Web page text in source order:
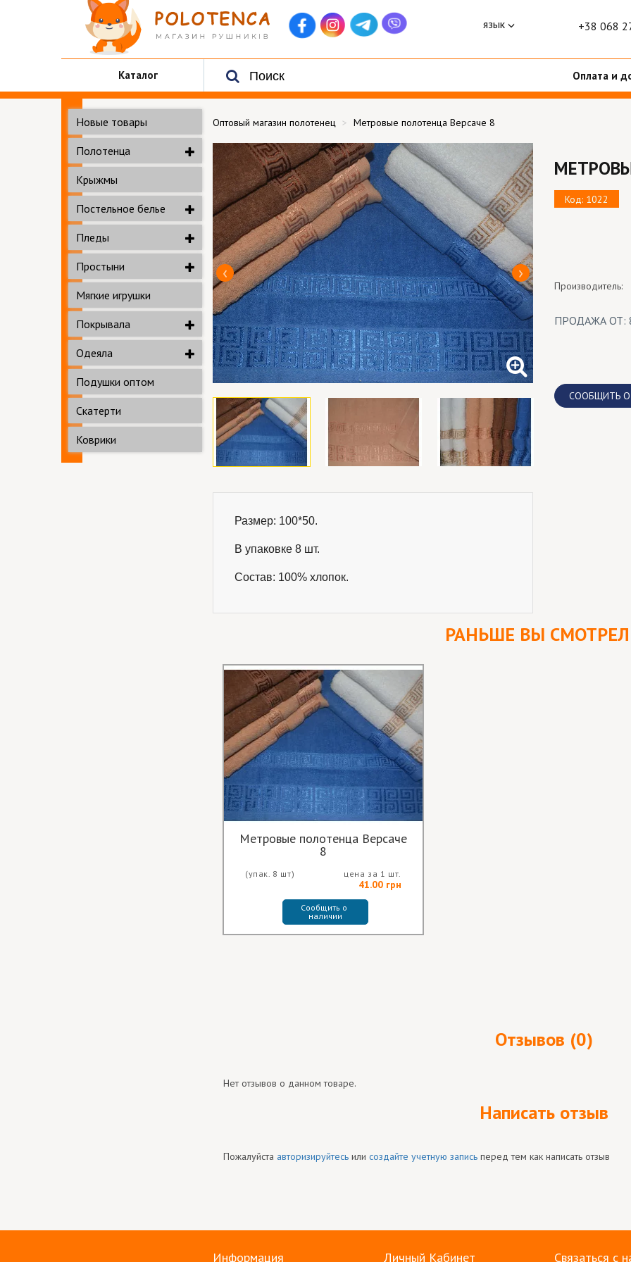
язык +38 068
Каталог Оплата и
Новые товары
Полотенца
Крыжмы
Постельное белье
Пледы
Простыни
Мягкие игрушки
Покрывала
Одеяла
Подушки оптом
Скатерти
Коврики
Оптовый магазин полотенец Метровые полотенца Версаче 8
Размер: 100*50.
В упаковке 8 шт.
Состав: 100% хлопок.
Код: 1022
Производитель:
ПРОДАЖА ОТ:
CООБЩИТЬ
РАНЬШЕ ВЫ
Метровые полотенца Версаче
8
(упак. 8 шт) цена за 1 шт.
41.00 грн
Сообщить о
наличии
Отзывов (0)
Нет отзывов о данном товаре.
Написать отзыв
Пожалуйста авторизируйтесь или создайте учетную запись перед тем как написать отзыв
Информация Личный Кабинет Связаться с